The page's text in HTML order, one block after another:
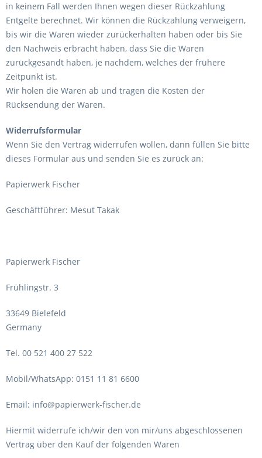
in keinem Fall werden Ihnen wegen dieser Rückzahlung
Entgelte berechnet. Wir können die Rückzahlung verweigern,
bis wir die Waren wieder zurückerhalten haben oder bis Sie
den Nachweis erbracht haben, dass Sie die Waren
zurückgesandt haben, je nachdem, welches der frühere
Zeitpunkt ist.
Wir holen die Waren ab und tragen die Kosten der
Rücksendung der Waren.
Widerrufsformular
Wenn Sie den Vertrag widerrufen wollen, dann füllen Sie bitte
dieses Formular aus und senden Sie es zurück an:
Papierwerk Fischer
Geschäftführer: Mesut Takak
Papierwerk Fischer
Frühlingstr. 3
33649 Bielefeld
Germany
Tel. 00 521 400 27 522
Mobil/WhatsApp: 0151 11 81 6600
Email: info@papierwerk-fischer.de
Hiermit widerrufe ich/wir den von mir/uns abgeschlossenen
Vertrag über den Kauf der folgenden Waren